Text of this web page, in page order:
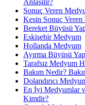
Sonuç Veren
Kesin Sonuç
Bereket Büyüsü
Eskişehir Medyum
Hollanda Medyum
Ayırma Büyüsü
Tarafsız Medyum
Bakım Nedir?
Dolandırıcı
En İyi Medyumlar
Kimdir?